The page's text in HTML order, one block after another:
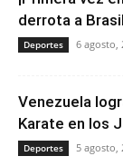
derrota a
Deportes 6 agosto,
Venezuela
Karate en los
Deportes 5 agosto,